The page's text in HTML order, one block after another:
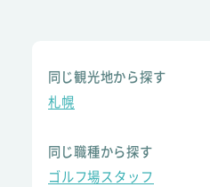
同じ観光地から探す
札幌
同じ職種から探す
ゴルフ場スタッフ